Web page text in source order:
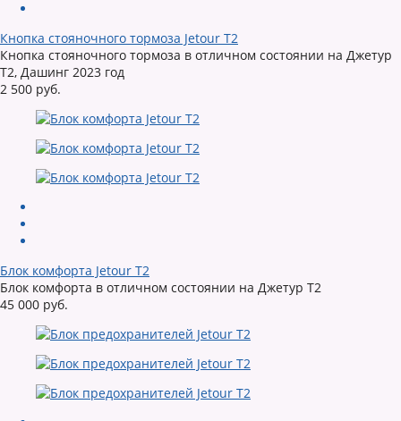
Кнопка стояночного тормоза Jetour T2
Кнопка стояночного тормоза в отличном состоянии на Джетур
Т2, Дашинг 2023 год
2 500 руб.
Блок комфорта Jetour T2
Блок комфорта в отличном состоянии на Джетур Т2
45 000 руб.